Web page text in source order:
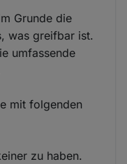
Grunde die
was greifbar ist.
umfassende
mit folgenden
zu haben.